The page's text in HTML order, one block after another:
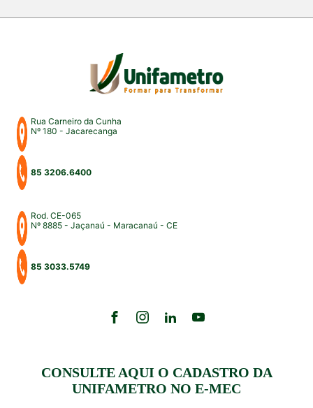
professores, profissionais do Direito e convidados
Rua Carneiro da Cunha
Nº 180 - Jacarecanga
85 3206.6400
Rod. CE-065
Nº 8885 - Jaçanaú - Maracanaú - CE
85 3033.5749
CONSULTE AQUI O CADASTRO DA
UNIFAMETRO NO E-MEC